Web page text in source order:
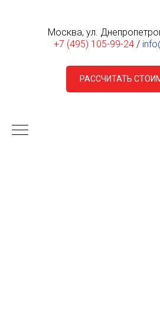
Москва, ул.
+7 (495) 105-99-24/
РАССЧИТАТЬ